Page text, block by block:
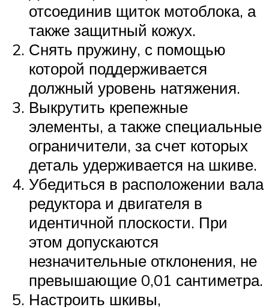
отсоединив щиток мотоблока, а
также защитный кожух.
Снять пружину, с помощью
которой поддерживается
должный уровень натяжения.
Выкрутить крепежные
элементы, а также специальные
ограничители, за счет которых
деталь удерживается на шкиве.
Убедиться в расположении вала
редуктора и двигателя в
идентичной плоскости. При
этом допускаются
незначительные отклонения, не
превышающие 0,01 сантиметра.
Настроить шкивы,